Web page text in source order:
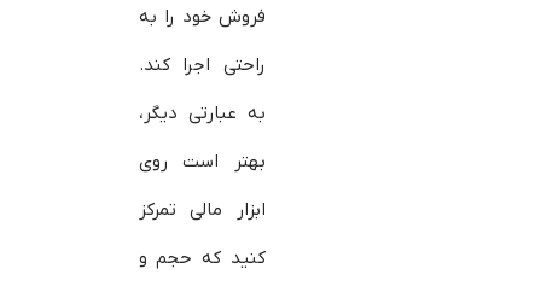
فروش خود را به
راحتی اجرا کند.
به عبارتی دیگر،
بهتر است روی
ابزار مالی تمرکز
کنید که حجم و